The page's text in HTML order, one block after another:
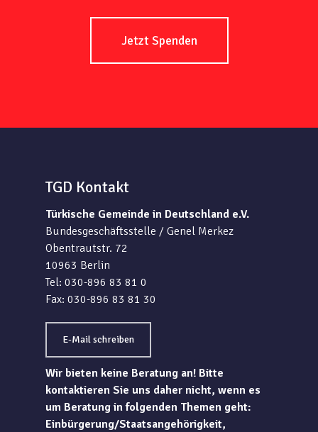
Jetzt Spenden
TGD Kontakt
Türkische Gemeinde in Deutschland e.V.
Bundesgeschäftsstelle / Genel Merkez
Obentrautstr. 72
10963 Berlin
Tel: 030-896 83 81 0
Fax: 030-896 83 81 30
E-Mail schreiben
Wir bieten keine Beratung an! Bitte
kontaktieren Sie uns daher nicht, wenn es
um Beratung in folgenden Themen geht:
Einbürgerung/Staatsangehörigkeit,